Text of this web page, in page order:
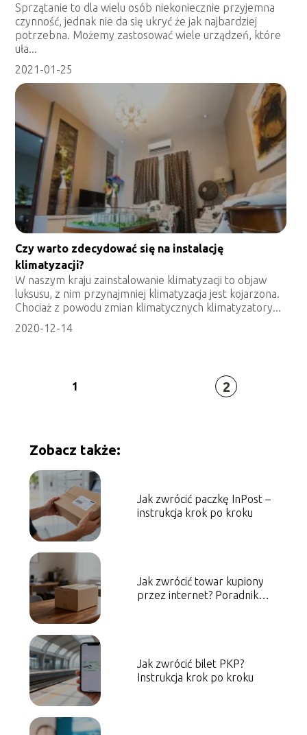
Sprzątanie to dla wielu osób niekoniecznie przyjemna
czynność, jednak nie da się ukryć że jak najbardziej
potrzebna. Możemy zastosować wiele urządzeń, które
uła...
2021-01-25
Czy warto zdecydować się na instalację
klimatyzacji?
W naszym kraju zainstalowanie klimatyzacji to objaw
luksusu, z nim przynajmniej klimatyzacja jest kojarzona.
Chociaż z powodu zmian klimatycznych klimatyzatory...
2020-12-14
1 2
Zobacz także:
Jak zwrócić paczkę InPost –
instrukcja krok po kroku
Jak zwrócić towar kupiony
przez internet? Poradnik
Jak zwrócić bilet PKP?
Instrukcja krok po kroku